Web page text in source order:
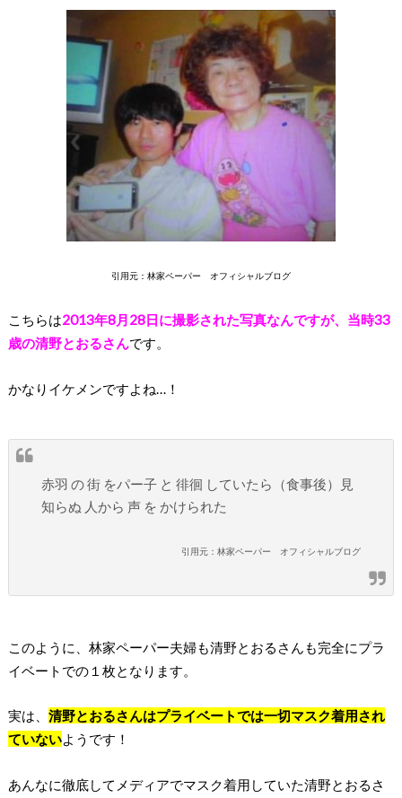
引用元：林家ペーパー オフィシャルブログ
こちらは2013年8月28日に撮影された写真なんですが、当時33
歳の清野とおるさんです。
かなりイケメンですよね…！
赤羽 の 街 をパー子 と 徘徊 していたら（食事後）見
知らぬ 人から 声 を かけられた
引用元：林家ペーパー オフィシャルブログ
このように、林家ペーパー夫婦も清野とおるさんも完全にプラ
イベートでの１枚となります。
実は、 清野とおるさんはプライベートでは一切マスク着用され
ていないようです！
あんなに徹底してメディアでマスク着用していた清野とおるさ